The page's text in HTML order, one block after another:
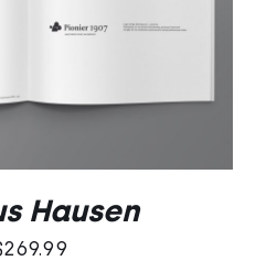
KOSZYKA
Hausen
269.99